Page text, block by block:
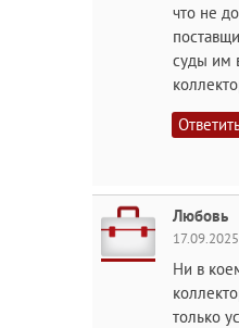
что не
суды им
Любовь
Ни в
только